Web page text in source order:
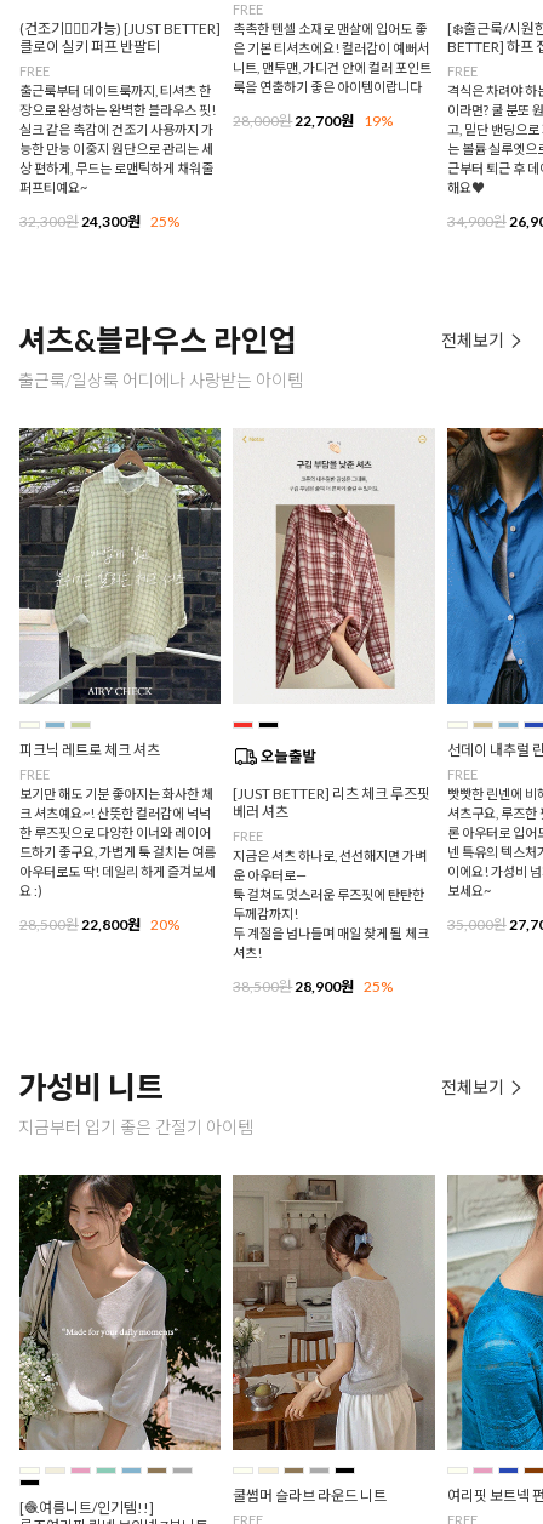
(건조기🙆🏻‍♀️가능) [JUST BETTER]
클로이 실키 퍼프 반팔티
FREE
출근룩부터 데이트룩까지, 티셔츠 한
장으로 완성하는 완벽한 블라우스 핏!
실크 같은 촉감에 건조기 사용까지 가
능한 만능 이중지 원단으로 관리는 세
상 편하게, 무드는 로맨틱하게 채워줄
퍼프티예요~
32,300원24,300원 25%
FREE
촉촉한 텐셀 소재로 맨살에 입어도 좋
은 기본 티셔츠에요! 컬러감이 예뻐서
니트, 맨투맨, 가디건 안에 컬러 포인트
룩을 연출하기 좋은 아이템이랍니다
28,000원22,700원 19%
[❄️출근룩/시원
BETTER] 하프
FREE
격식은 차려야 하
이라면? 쿨 분또
고, 밑단 밴딩으
는 볼륨 실루엣으
근부터 퇴근 후
해요♥
34,900원
셔츠&블라우스 라인업
출근룩/일상룩 어디에나 사랑받는 아이템
전체보기
피크닉 레트로 체크 셔츠
FREE
보기만 해도 기분 좋아지는 화사한 체
크 셔츠예요~! 산뜻한 컬러감에 넉넉
한 루즈핏으로 다양한 이너와 레이어
드하기 좋구요, 가볍게 툭 걸치는 여름
아우터로도 딱! 데일리 하게 즐겨보세
요 :)
28,500원 22,800원 20%
[JUST BETTER] 리츠 체크 루즈핏
베러 셔츠
FREE
지금은 셔츠 하나로, 선선해지면 가벼
운 아우터로—
툭 걸쳐도 멋스러운 루즈핏에 탄탄한
두께감까지!
두 계절을 넘나들며 매일 찾게 될 체크
셔츠!
38,500원28,900원 25%
선데이 내추럴
FREE
빳빳한 린넨에 비
셔츠구요, 루즈한
론 아우터로 입어
넨 특유의 텍스처
이에요! 가성비
보세요~
35,000원
가성비 니트
지금부터 입기 좋은 간절기 아이템
전체보기
[🧶여름니트/인기템!!]
쿨썸머 슬라브 라운드 니트
FREE
여리핏 보트넥
FREE